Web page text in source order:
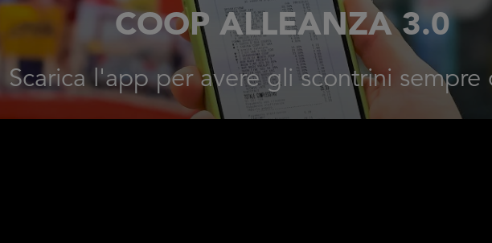
COOP ALLEANZA 3.0
Scarica l'app per avere gli scontrini sempre